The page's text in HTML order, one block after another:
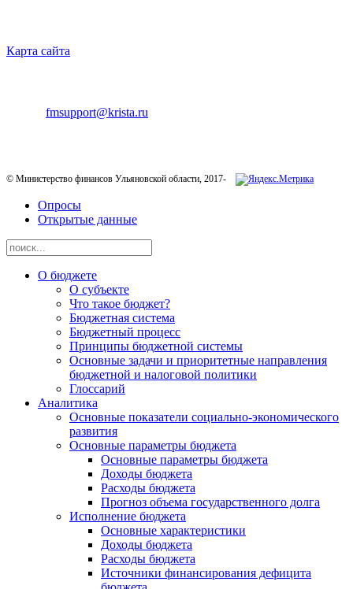
Карта сайта
fmsupport@krista.ru
© Министерство финансов Ульяновской области, 2017-
Опросы
Открытые данные
О бюджете
О субъекте
Что такое бюджет?
Бюджетная система
Бюджетный процесс
Принципы бюджетной системы
Основные задачи и приоритетные направления
бюджетной и налоговой политики
Глоссарий
Аналитика
Основные показатели социально-экономического
развития
Основные параметры бюджета
Основные параметры бюджета
Доходы бюджета
Расходы бюджета
Прогноз объема государственного долга
Исполнение бюджета
Основные характеристики
Доходы бюджета
Расходы бюджета
Источники финансирования дефицита